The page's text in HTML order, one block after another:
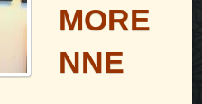
MORE
NNE